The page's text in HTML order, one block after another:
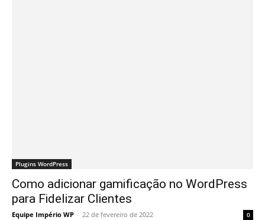
Plugins WordPress
Como adicionar gamificação no WordPress
para Fidelizar Clientes
Equipe Império WP - 22 de fevereiro de 2022 0